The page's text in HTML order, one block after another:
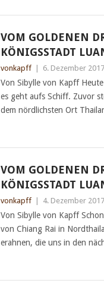
VOM GOLDENEN
KÖNIGSSTADT
vonkapff 6. Dezember 2017
Von Sibylle von Kapff
es geht aufs Schiff. Zuvor
dem nördlichsten Ort
VOM GOLDENEN
KÖNIGSSTADT
vonkapff 4. Dezember 2017
Von Sibylle von Kapff
von Chiang Rai in
erahnen, die uns in den